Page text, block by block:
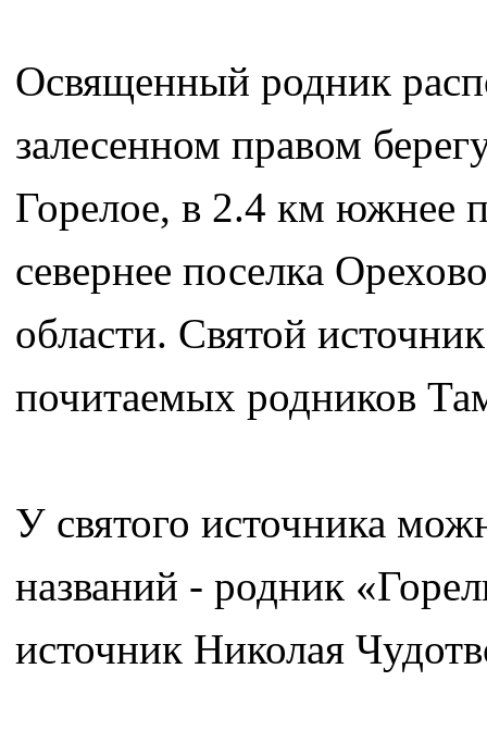
Освященный родник
залесенном правом
Горелое, в 2.4 км южнее
севернее поселка
области. Святой
почитаемых родников
У святого источника
названий - родник
источник Николая